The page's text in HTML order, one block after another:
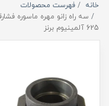
خانه
فهرست محصولات
625 آلمینیوم برنز